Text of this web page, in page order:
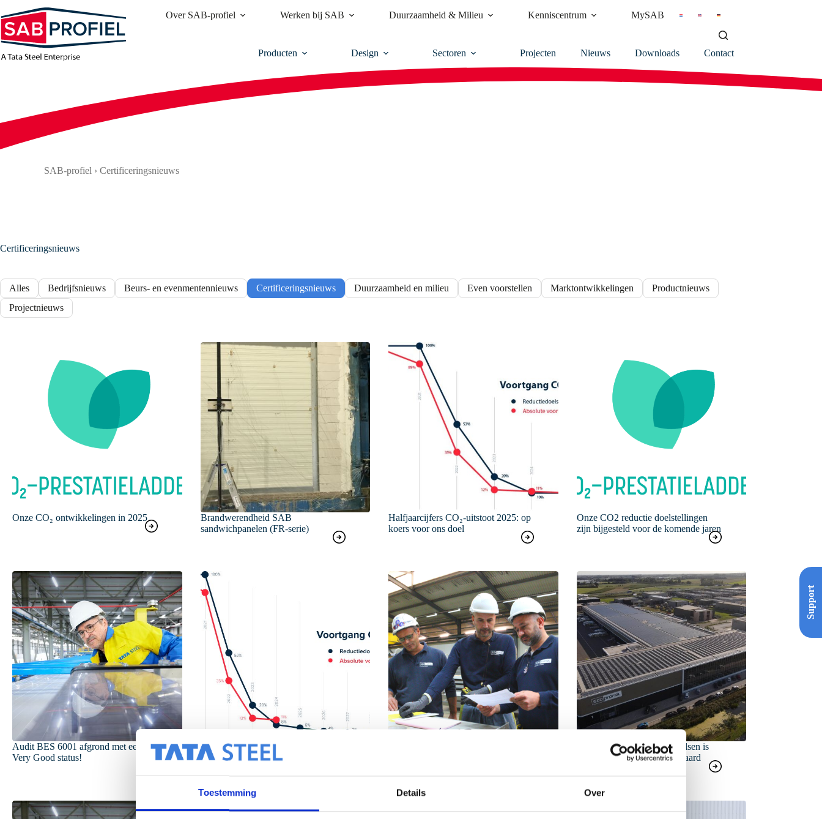
Toestemming Details Over
naar
de
inhoud
Over SAB-profiel Werken bij SAB Duurzaamheid & Milieu Kenniscentrum MySAB
Producten Design Sectoren Projecten Nieuws Downloads Contact
SAB-profiel › Certificeringsnieuws
Certificeringsnieuws
Alles Bedrijfsnieuws Beurs- en evenmentennieuws Certificeringsnieuws Duurzaamheid en milieu Even voorstellen Marktontwikkelingen
Productnieuws
Projectnieuws
Onze CO₂ ontwikkelingen in 2025
Brandwerendheid SAB
sandwichpanelen (FR-serie)
Halfjaarcijfers CO₂-uitstoot 2025: op
koers voor ons doel
Onze CO2 reductie doelstellingen
zijn bijgesteld voor de komende jaren
Audit BES 6001 afgrond met een
Very Good status!
SAB-profiel heeft haar CO₂-reductie
doelen voor 2024 bijna gehaald
Onze vestiging in Geldermalsen is
officieel CO2 neutraal verklaard
Support